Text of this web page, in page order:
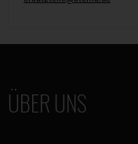
ÜBER UNS